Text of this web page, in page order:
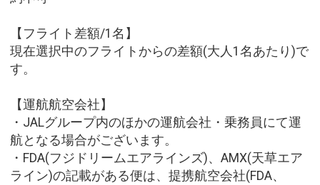
【フライト差額/1名】
現在選択中のフライトからの差額(大人1名あたり)で
す。
【運航航空会社】
・JALグループ内のほかの運航会社・乗務員にて運
航となる場合がございます。
・FDA(フジドリームエアラインズ)、AMX(天草エア
ライン)の記載がある便は、提携航空会社(FDA、